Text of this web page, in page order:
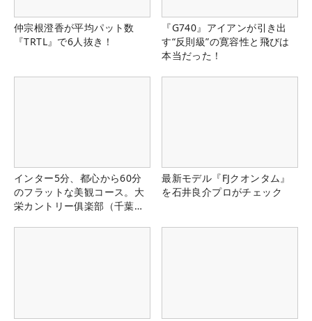
仲宗根澄香が平均パット数
『TRTL』で6人抜き！
『G740』アイアンが引き出
す“反則級”の寛容性と飛びは
本当だった！
インター5分、都心から60分
のフラットな美観コース。大
栄カントリー俱楽部（千葉
最新モデル『FJクオンタム』
を石井良介プロがチェック